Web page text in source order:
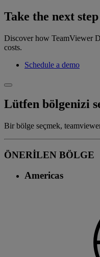
Take the next step
Discover how TeamViewer
costs.
Schedule a demo
Lütfen bölgenizi
Bir bölge seçmek,
ÖNERİLEN BÖLGE
Americas